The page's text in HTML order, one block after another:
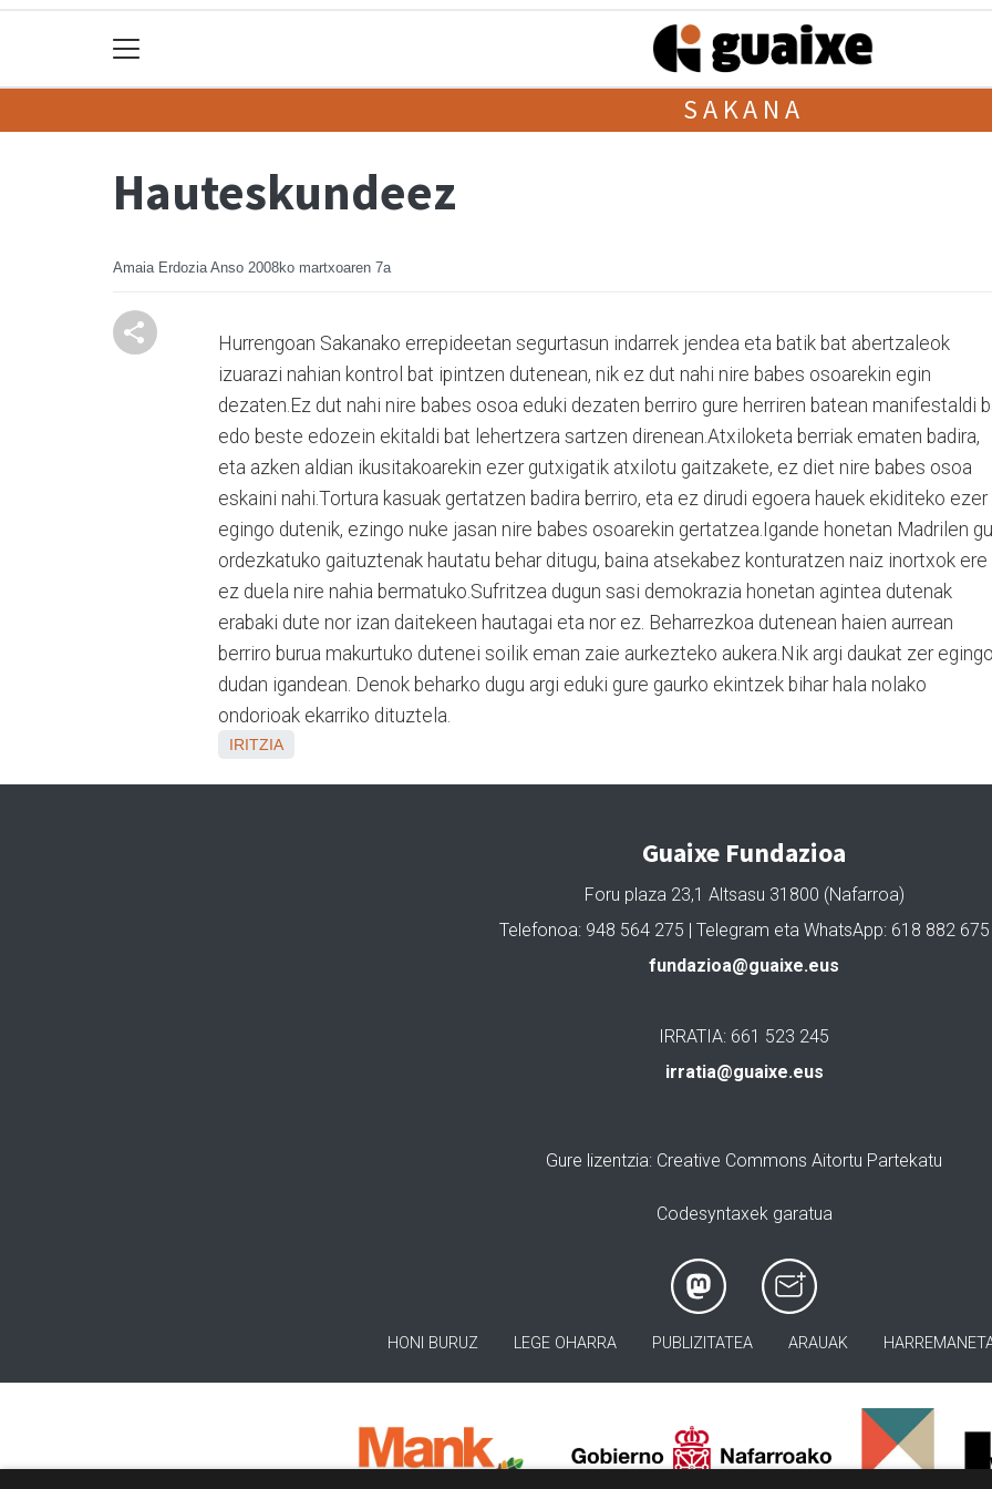
SAKANA
Hauteskundeez
Amaia Erdozia Anso 2008ko martxoaren 7a
Hurrengoan Sakanako errepideetan segurtasun indarrek jendea eta batik bat abertzaleok
izuarazi nahian kontrol bat ipintzen dutenean, nik ez dut nahi nire babes osoarekin egin
dezaten.Ez dut nahi nire babes osoa eduki dezaten berriro gure herriren batean manifestaldi
edo beste edozein ekitaldi bat lehertzera sartzen direnean.Atxiloketa berriak ematen badira,
eta azken aldian ikusitakoarekin ezer gutxigatik atxilotu gaitzakete, ez diet nire babes osoa
eskaini nahi.Tortura kasuak gertatzen badira berriro, eta ez dirudi egoera hauek ekiditeko ezer
egingo dutenik, ezingo nuke jasan nire babes osoarekin gertatzea.Igande honetan Madrilen gu
ordezkatuko gaituztenak hautatu behar ditugu, baina atsekabez konturatzen naiz inortxok ere
ez duela nire nahia bermatuko.Sufritzea dugun sasi demokrazia honetan agintea dutenak
erabaki dute nor izan daitekeen hautagai eta nor ez. Beharrezkoa dutenean haien aurrean
berriro burua makurtuko dutenei soilik eman zaie aurkezteko aukera.Nik argi daukat zer
dudan igandean. Denok beharko dugu argi eduki gure gaurko ekintzek bihar hala nolako
ondorioak ekarriko dituztela.
IRITZIA
Guaixe Fundazioa
Foru plaza 23,1 Altsasu 31800 (Nafarroa)
Telefonoa: 948 564 275 | Telegram eta WhatsApp: 618 882 675
fundazioa@guaixe.eus
IRRATIA: 661 523 245
irratia@guaixe.eus
Gure lizentzia: Creative Commons Aitortu Partekatu
Codesyntaxek garatua
HONI BURUZ LEGE OHARRA PUBLIZITATEA ARAUAK